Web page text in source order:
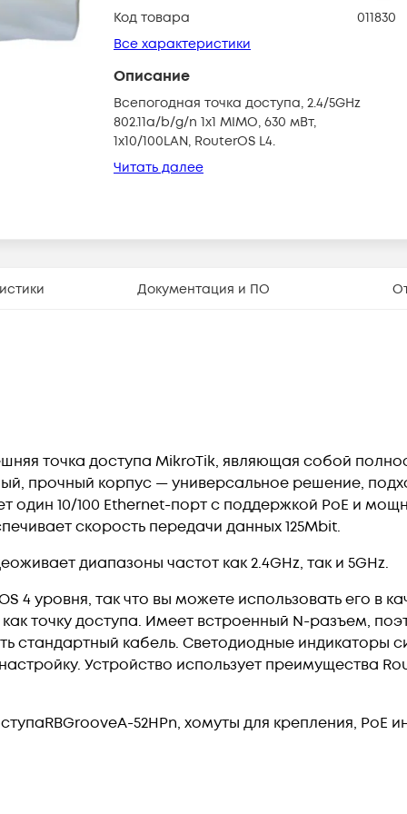
Код товара
011830
Все характеристики
Описание
Всепогодная точка доступа, 2.4/5GHz
802.11a/b/g/n 1x1 MIMO, 630 мВт,
1x10/100LAN, RouterOS L4.
Читать далее
Документация и ПО
точка доступа MikroTik, являющая собой
прочный корпус — универсальное решение,
один 10/100 Ethernet-порт с поддержкой PoE и
скорость передачи данных 125Mbit.
диапазоны частот как 2.4GHz, так и 5GHz.
4 уровня, так что вы можете использовать его в
точку доступа. Имеет встроенный N-разъем,
стандартный кабель. Светодиодные индикаторы
Устройство использует преимущества
RBGrooveA-52HPn, хомуты для крепления, PoE